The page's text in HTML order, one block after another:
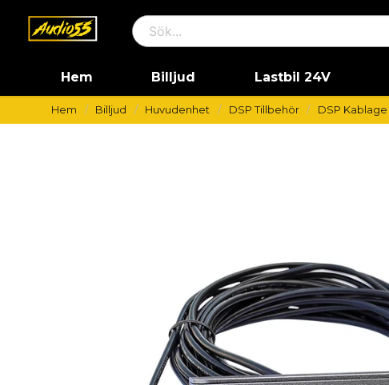
Hem Billjud Lastbil 24V
Hem Billjud Huvudenhet DSP Tillbehör DSP Kablage